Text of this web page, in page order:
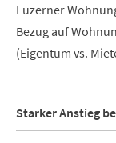
Luzerner
Bezug auf
(Eigentum vs.
Starker Anstieg